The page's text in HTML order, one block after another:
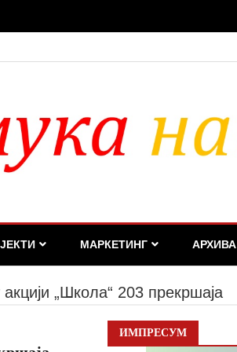
МАРКЕТИНГ АРХИВА
„Школа“ 203 прекршаја
ИМПРЕСУМ